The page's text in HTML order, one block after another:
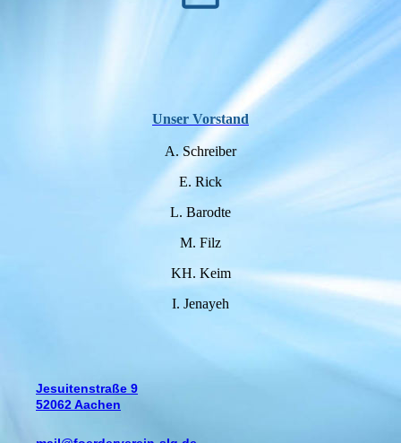
Unser Vorstand
A. Schreiber
E. Rick
L. Barodte
M. Filz
KH. Keim
I. Jenayeh
Jesuitenstraße 9
52062 Aachen